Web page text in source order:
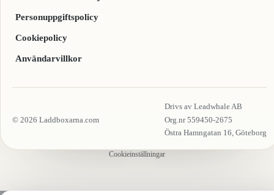
Personuppgiftspolicy
Cookiepolicy
Användarvillkor
© 2026 Laddboxarna.com
Drivs av Leadwhale AB
Org.nr 559450-2675
Östra Hamngatan 16, Göteborg
Cookieinställningar